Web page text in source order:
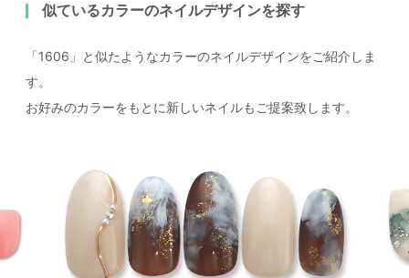
似ているカラーのネイルデザインを探す
「1606」と似たようなカラーのネイルデザインをご紹介しま
す。
お好みのカラーをもとに新しいネイルもご提案致します。